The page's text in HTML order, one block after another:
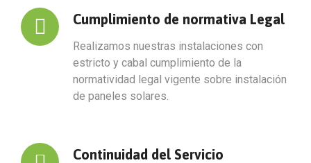
Cumplimiento de normativa Legal
Realizamos nuestras instalaciones con
estricto y cabal cumplimiento de la
normatividad legal vigente sobre instalación
de paneles solares.
Continuidad del Servicio